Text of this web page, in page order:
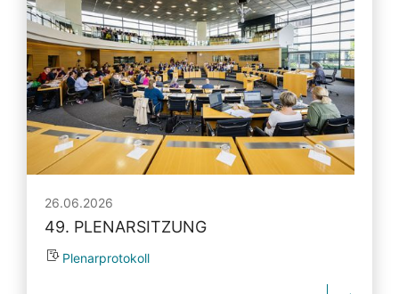
26.06.2026
49. PLENARSITZUNG
Plenarprotokoll